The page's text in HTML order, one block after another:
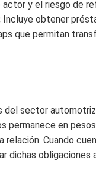
y el riesgo de
Incluye obtener
que permitan
del sector
permanece en
Cuando
dichas obligaciones